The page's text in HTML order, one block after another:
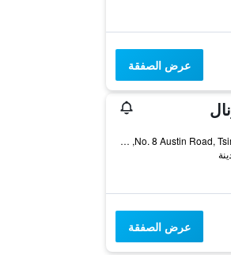
عرض الصفقة
No. 8 Austin Road, Tsim Sha Tsui, Hong Kong, هونغ كونغ
عرض الصفقة